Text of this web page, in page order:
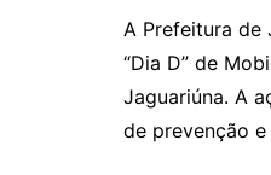
A Prefeitura de
“Dia D” de
Jaguariúna. A
de prevenção